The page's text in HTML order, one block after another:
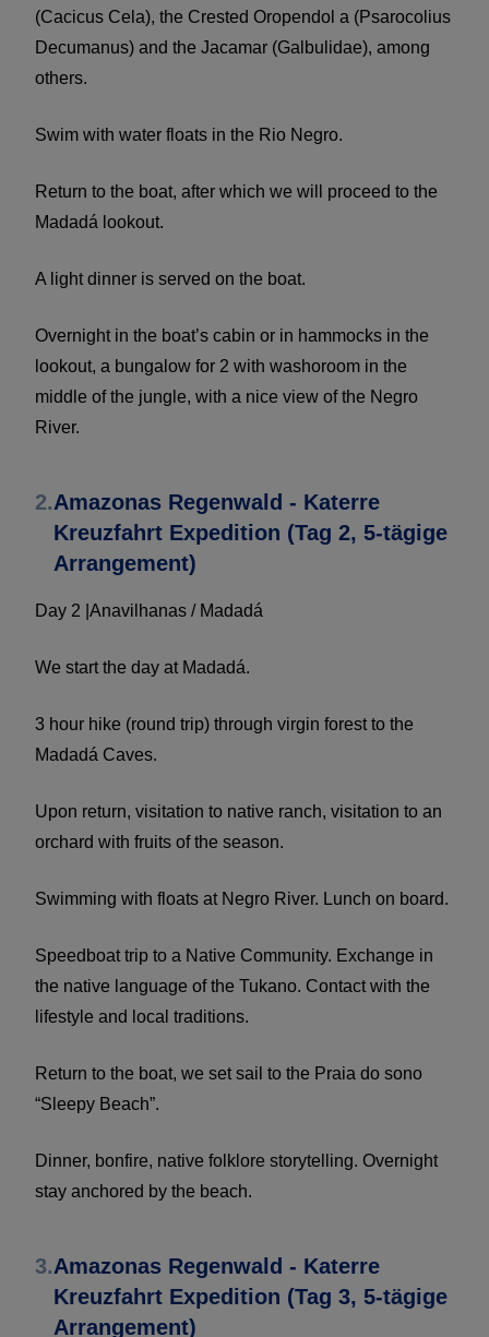
(Cacicus Cela), the Crested Oropendol a (Psarocolius
Decumanus) and the Jacamar (Galbulidae), among
others.
Swim with water floats in the Rio Negro.
Return to the boat, after which we will proceed to the
Madadá lookout.
A light dinner is served on the boat.
Overnight in the boat’s cabin or in hammocks in the
lookout, a bungalow for 2 with washoroom in the
middle of the jungle, with a nice view of the Negro
River.
2.Amazonas Regenwald - Katerre
Kreuzfahrt Expedition (Tag 2, 5-tägige
Arrangement)
Day 2 |Anavilhanas / Madadá
We start the day at Madadá.
3 hour hike (round trip) through virgin forest to the
Madadá Caves.
Upon return, visitation to native ranch, visitation to an
orchard with fruits of the season.
Swimming with floats at Negro River. Lunch on board.
Speedboat trip to a Native Community. Exchange in
the native language of the Tukano. Contact with the
lifestyle and local traditions.
Return to the boat, we set sail to the Praia do sono
“Sleepy Beach”.
Dinner, bonfire, native folklore storytelling. Overnight
stay anchored by the beach.
3.Amazonas Regenwald - Katerre
Kreuzfahrt Expedition (Tag 3, 5-tägige
Arrangement)